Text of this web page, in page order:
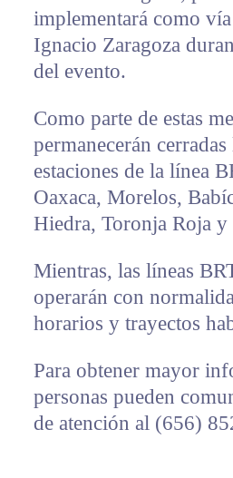
implementará como
Ignacio Zaragoza
del evento.
Como parte de estas
permanecerán
estaciones de la línea
Oaxaca, Morelos,
Hiedra, Toronja Roja y
Mientras, las líneas
operarán con
horarios y trayectos
Para obtener mayor
personas pueden
de atención al (656)